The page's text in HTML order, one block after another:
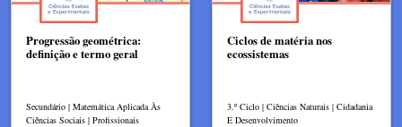
Progressão geométrica:
definição e termo geral
Secundário | Matemática Aplicada Às
Ciências Sociais | Profissionais
Ciclos de matéria nos
ecossistemas
3.º Ciclo | Ciências Naturais | Cidadania
E Desenvolvimento